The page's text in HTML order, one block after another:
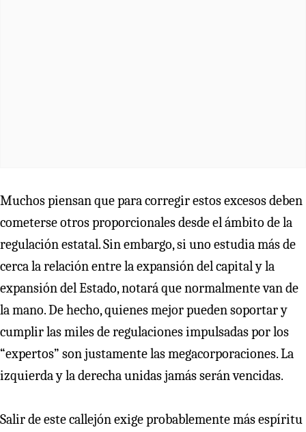
Muchos piensan que para corregir estos excesos deben
cometerse otros proporcionales desde el ámbito de la
regulación estatal. Sin embargo, si uno estudia más de
cerca la relación entre la expansión del capital y la
expansión del Estado, notará que normalmente van de
la mano. De hecho, quienes mejor pueden soportar y
cumplir las miles de regulaciones impulsadas por los
“expertos” son justamente las megacorporaciones. La
izquierda y la derecha unidas jamás serán vencidas.
Salir de este callejón exige probablemente más espíritu